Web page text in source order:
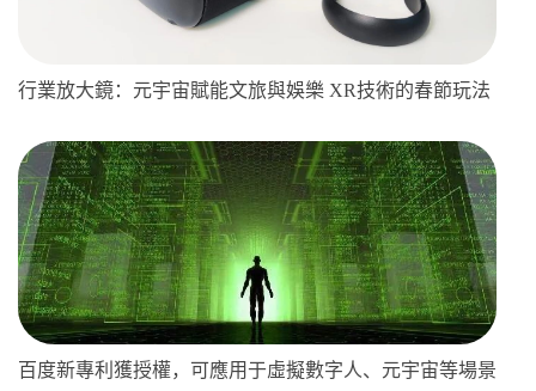
行業放大鏡：元宇宙賦能文旅與娛樂 XR技術的春節玩法
百度新專利獲授權，可應用于虛擬數字人、元宇宙等場景